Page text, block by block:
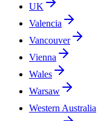
UK
Valencia
Vancouver
Vienna
Wales
Warsaw
Western Australia